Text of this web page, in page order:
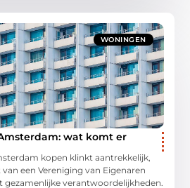
WONINGEN
wat komt er
kopen klinkt aantrekkelijk,
een Vereniging van Eigenaren
verantwoordelijkheden.